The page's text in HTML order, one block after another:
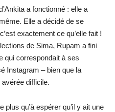
a fonctionné : elle a
Elle a décidé de se
exactement ce qu’elle fait !
de Sima, Rupam a fini
qui correspondait à ses
Instagram – bien que la
difficile.
qu’à espérer qu’il y ait une